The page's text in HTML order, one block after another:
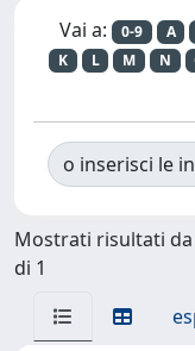
Vai a: 0-9 A
K
L M N
o inserisci le
Mostrati risultati da
di 1